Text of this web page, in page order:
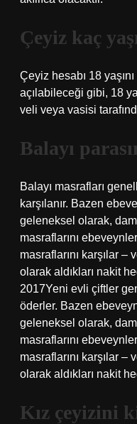
Çeyiz kaç
Çeyiz hesabı 18
açılabileceği gibi, 18
veli veya vasisi
Balayı
Balayı masrafları
karşılanır. Bazen
geleneksel olarak,
masraflarını
masraflarını karşılar
olarak aldıkları nakit
2017Yeni evli çiftler
öderler. Bazen
geleneksel olarak,
masraflarını
masraflarını karşılar
olarak aldıkları nakit
Kız çeyizini